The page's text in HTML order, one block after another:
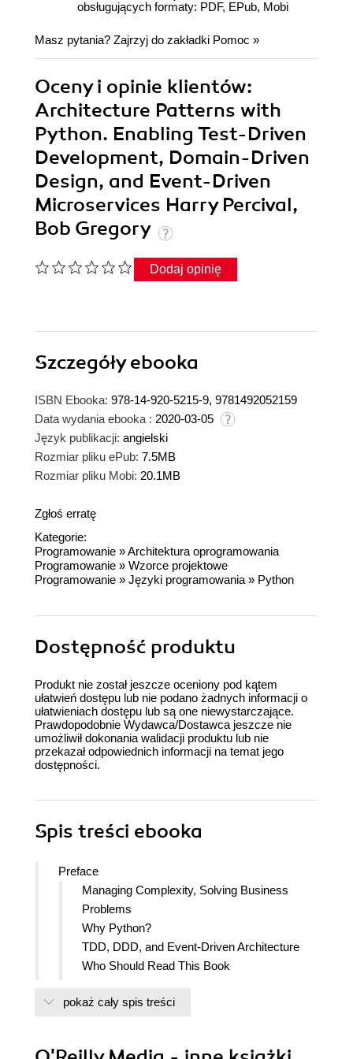
obsługujących formaty: PDF, EPub, Mobi
Masz pytania? Zajrzyj do zakładki Pomoc »
Oceny i opinie klientów:
Architecture Patterns with
Python. Enabling Test-Driven
Development, Domain-Driven
Design, and Event-Driven
Microservices Harry Percival,
Bob Gregory
Dodaj opinię
Szczegółyebooka
ISBN Ebooka: 978-14-920-5215-9, 9781492052159
Data wydania ebooka : 2020-03-05
Język publikacji: angielski
Rozmiar pliku ePub: 7.5MB
Rozmiar pliku Mobi: 20.1MB
Zgłoś erratę
Kategorie:
Programowanie »Architektura oprogramowania
Programowanie » Wzorce projektowe
Programowanie » Języki programowania » Python
Dostępność produktu
Produkt nie został jeszcze oceniony pod kątem
ułatwień dostępu lub nie podano żadnych informacji o
ułatwieniach dostępu lub są one niewystarczające.
Prawdopodobnie Wydawca/Dostawca jeszcze nie
umożliwił dokonania walidacji produktu lub nie
przekazał odpowiednich informacji na temat jego
dostępności.
Spis treści ebooka
Preface
Managing Complexity, Solving Business
Problems
Why Python?
TDD, DDD, and Event-Driven Architecture
Who Should Read This Book
Part I, Building an Architecture to Support
pokaż cały spis treści